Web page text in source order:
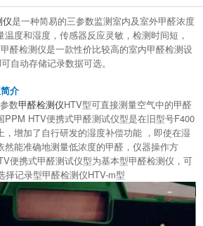
仪是一种简易的三参数监测室内及室外甲醛浓度
度和湿度，传感器反应灵敏，检测时间短，
醛检测仪是一款性价比较高的室内甲醛检测设
自动存储记录数据可选。
介
数甲醛检测仪HTV型可直接测量空气中的甲醛
PPM HTV便携式甲醛测试仪型是在旧型号F400
，增加了自行研发的湿度补偿功能 ，即使在湿
然能准确地测量低浓度的甲醛，仪器操作方
便携式甲醛测试仪型为基本型甲醛检测仪，可
择记录型甲醛检测仪HTV-m型